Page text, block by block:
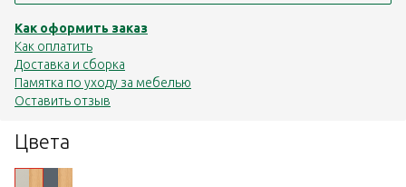
Цвета
Как оформить заказ
Как оплатить
Доставка и сборка
Памятка по уходу за мебелью
Оставить отзыв